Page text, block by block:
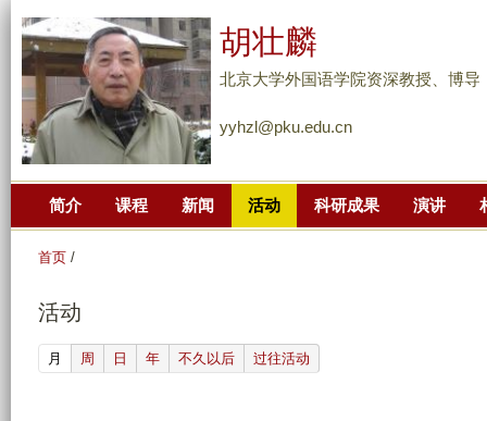
到
主
胡壮麟
北京大学外国语学院资深教授、博导
yyhzl@pku.edu.cn
简介 课程 新闻 活动 科研成果 演讲
首页 /
活动
月 (active tab)
周 日 年 不久以后 过往活动